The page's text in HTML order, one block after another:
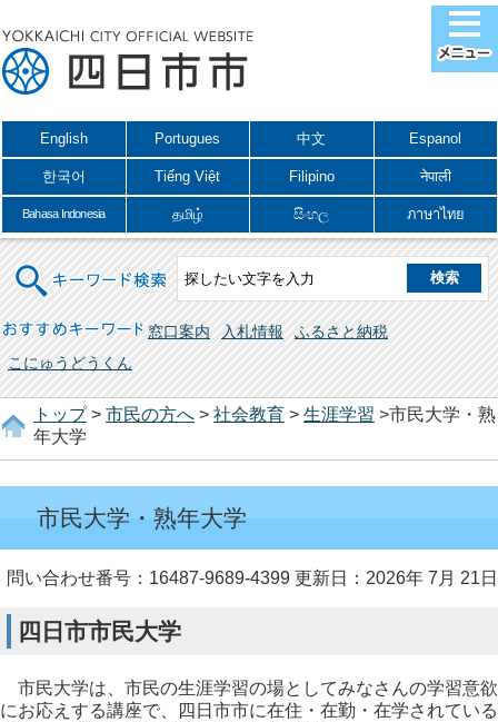
English Portugues 中文 Espanol
한국어 Tiếng Việt Filipino नेपाली
Bahasa Indonesia தமிழ் සිංහල ภาษาไทย
キーワード検索
おすすめキーワード 窓口案内 入札情報
ふるさと納税
こにゅうどうくん
トップ> 市民の方へ > 社会教育 > 生涯学習 >市民大学・熟
年大学
市民大学・熟年大学
問い合わせ番号：16487-9689-4399 更新日：2026年 7月 21日
四日市市民大学
市民大学は、市民の生涯学習の場としてみなさんの学習意欲
にお応えする講座で、四日市市に在住・在勤・在学されている